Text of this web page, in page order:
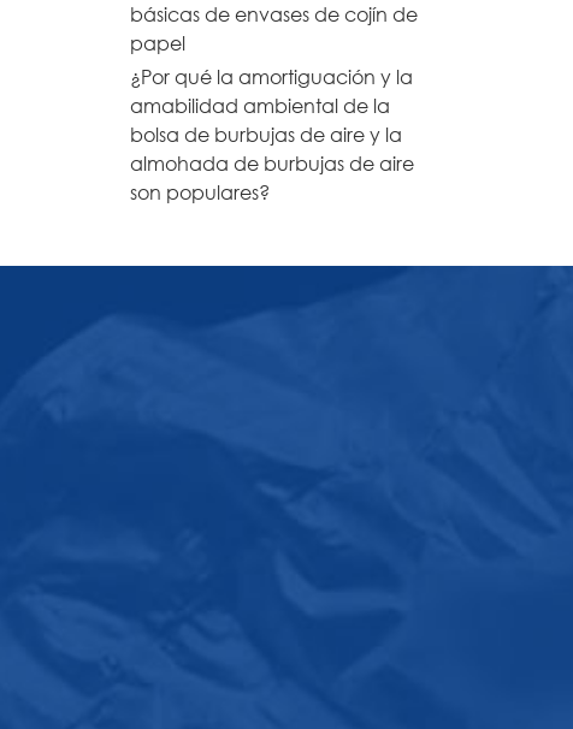
básicas de envases de cojín de
papel
¿Por qué la amortiguación y la
amabilidad ambiental de la
bolsa de burbujas de aire y la
almohada de burbujas de aire
son populares?